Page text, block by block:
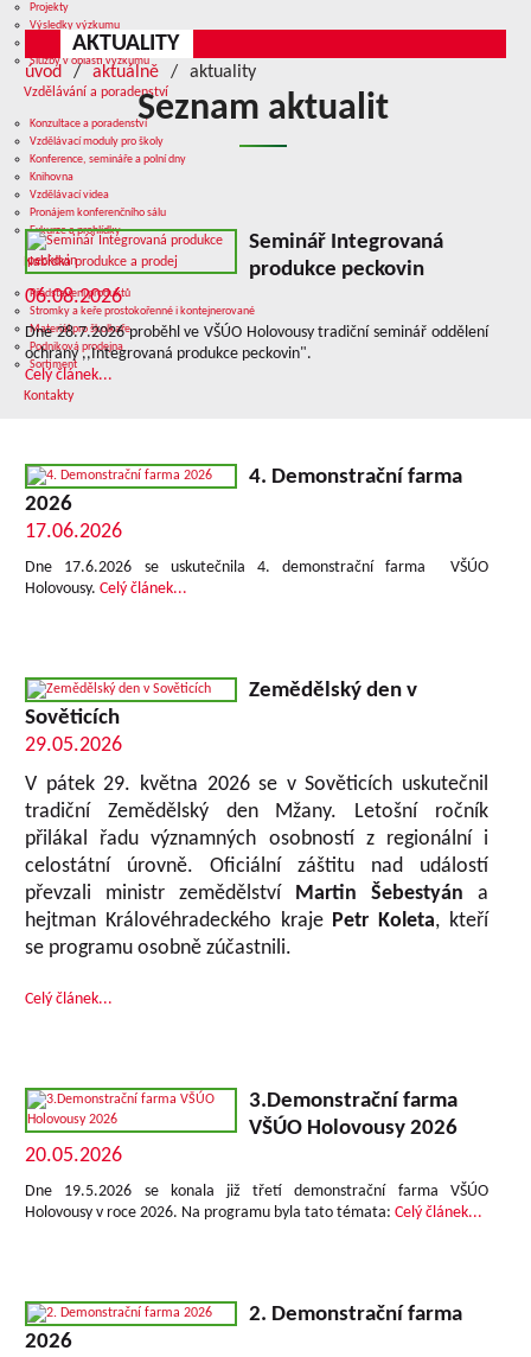
Projekty
Výsledky výzkumu
Přístrojové vybavení laboratoří
Služby v oblasti výzkumu
Vzdělávání a poradenství
Konzultace a poradenství
Vzdělávací moduly pro školy
Konference, semináře a polní dny
Knihovna
Vzdělávací videa
Pronájem konferenčního sálu
Exkurze a prohlídky
Nabídka produkce a prodej
Představení produktů
Stromky a keře prostokořenné i kontejnerované
Materiál pro školkaře
Podniková prodejna
Sortiment
Kontakty
AKTUALITY
úvod aktuálně aktuality
Seznam aktualit
Seminář Integrovaná
produkce peckovin
06.08.2026
Dne 28.7.2026 proběhl ve VŠÚO Holovousy tradiční seminář oddělení
ochrany ,,Integrovaná produkce peckovin".
Celý článek...
4. Demonstrační farma
2026
17.06.2026
Dne 17.6.2026 se uskutečnila 4. demonstrační farma VŠÚO
Holovousy.Celý článek...
Zemědělský den v
Sověticích
29.05.2026
V pátek 29. května 2026 se v Sověticích uskutečnil
tradiční Zemědělský den Mžany. Letošní ročník
přilákal řadu významných osobností z regionální i
celostátní úrovně. Oficiální záštitu nad událostí
převzali ministr zemědělství Martin Šebestyán a
hejtman Královéhradeckého kraje Petr Koleta, kteří
se programu osobně zúčastnili.
Celý článek...
3.Demonstrační farma
VŠÚO Holovousy 2026
20.05.2026
Dne 19.5.2026 se konala již třetí demonstrační farma VŠÚO
Holovousy v roce 2026. Na programu byla tato témata: Celý článek...
2. Demonstrační farma
2026